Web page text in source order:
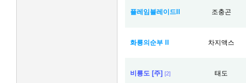
플레임블레이드II 조충곤
화룡의순부 II 차지액스
비룡도 [주] [2] 태도